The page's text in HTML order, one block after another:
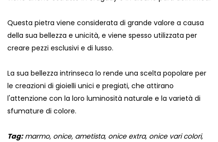
Questa pietra viene considerata di grande valore a causa
della sua bellezza e unicità, e viene spesso utilizzata per
creare pezzi esclusivi e di lusso.
La sua bellezza intrinseca lo rende una scelta popolare per
le creazioni di gioielli unici e pregiati, che attirano
l'attenzione con la loro luminosità naturale e la varietà di
sfumature di colore.
Tag:marmo, onice, ametista, onice extra, onice vari colori,